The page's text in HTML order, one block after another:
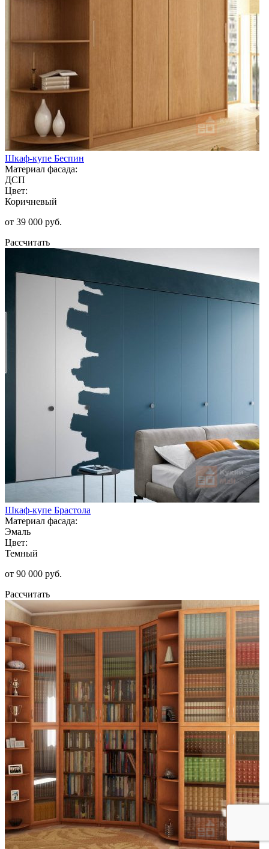
Шкаф-купе Беспин
Материал фасада:
ДСП
Цвет:
Коричневый
от 39 000 руб.
Рассчитать
Шкаф-купе Брастола
Материал фасада:
Эмаль
Цвет:
Темный
от 90 000 руб.
Рассчитать